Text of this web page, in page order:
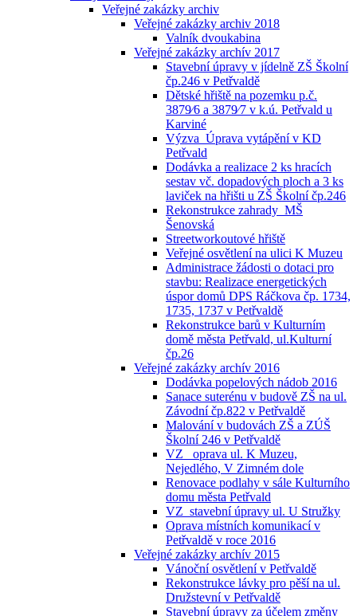
Veřejné zakázky archiv
Veřejné zakázky archiv 2018
Valník dvoukabina
Veřejné zakázky archív 2017
Stavební úpravy v jídelně ZŠ Školní
čp.246 v Petřvaldě
Dětské hřiště na pozemku p.č.
3879⁄6 a 3879⁄7 v k.ú. Petřvald u
Karviné
Výzva_Úprava vytápění v KD
Petřvald
Dodávka a realizace 2 ks hracích
sestav vč. dopadových ploch a 3 ks
laviček na hřišti u ZŠ Školní čp.246
Rekonstrukce zahrady_MŠ
Šenovská
Streetworkoutové hřiště
Veřejné osvětlení na ulici K Muzeu
Administrace žádosti o dotaci pro
stavbu: Realizace energetických
úspor domů DPS Ráčkova čp. 1734,
1735, 1737 v Petřvaldě
Rekonstrukce barů v Kulturním
domě města Petřvald, ul.Kulturní
čp.26
Veřejné zakázky archív 2016
Dodávka popelových nádob 2016
Sanace suterénu v budově ZŠ na ul.
Závodní čp.822 v Petřvaldě
Malování v budovách ZŠ a ZÚŠ
Školní 246 v Petřvaldě
VZ_ oprava ul. K Muzeu,
Nejedlého, V Zimném dole
Renovace podlahy v sále Kulturního
domu města Petřvald
VZ_stavební úpravy ul. U Stružky
Oprava místních komunikací v
Petřvaldě v roce 2016
Veřejné zakázky archív 2015
Vánoční osvětlení v Petřvaldě
Rekonstrukce lávky pro pěší na ul.
Družstevní v Petřvaldě
Stavební úpravy za účelem změny